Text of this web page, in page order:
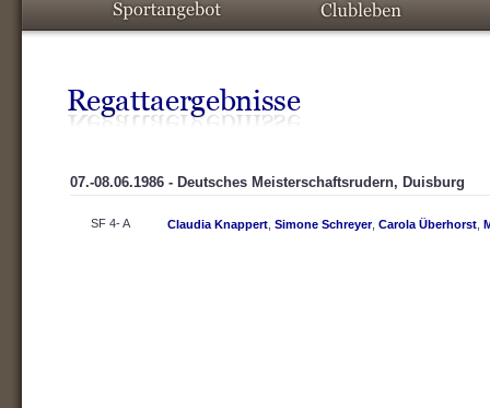
07.-08.06.1986 - Deutsches Meisterschaftsrudern, Duisburg
SF 4- A Claudia Knappert Simone Schreyer, Carola Überhorst